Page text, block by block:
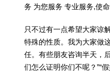
务 为您服务 专业服务,使命
只不过有一点希望大家谅
特殊的性质。我为大家做
任。有些朋友咨询半天，
们怎么证明你们不呢？”“